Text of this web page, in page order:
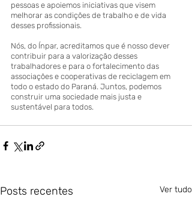
pessoas e apoiemos iniciativas que visem
melhorar as condições de trabalho e de vida
desses profissionais.
Nós, do Ínpar, acreditamos que é nosso dever
contribuir para a valorização desses
trabalhadores e para o fortalecimento das
associações e cooperativas de reciclagem em
todo o estado do Paraná. Juntos, podemos
construir uma sociedade mais justa e
sustentável para todos.
Posts recentes Ver tudo